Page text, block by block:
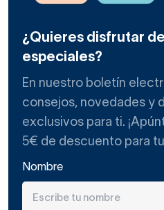
de hojas pivotantes:Abatinox
distintos configuran todas las
Lapersonalizaciónque
mamparas de ducha es
¿Quieres disfrutar
especiales?
En nuestro boletín
consejos, novedades y
exclusivos para ti.
5€ de descuento para
Nombre